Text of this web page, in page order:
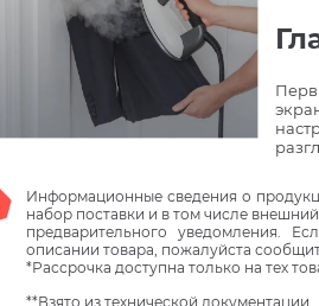
Информационные сведения о
набор поставки и в том числе
предварительного уведомления.
описании товара, пожалуйста
*Рассрочка доступна только на тех
**Взято из технической документации